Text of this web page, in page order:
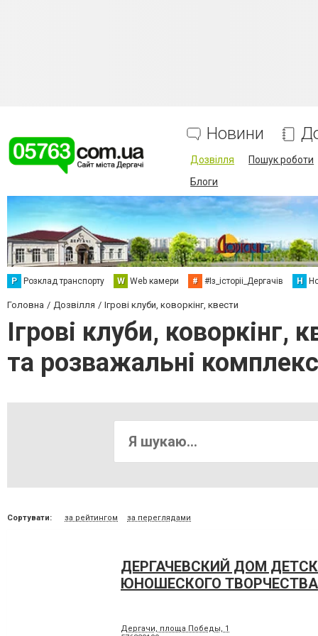
Новини
Дозвілля Пошук роботи
Блоги
Р Розклад транспорту W Web камери # #Із_історіі_Дергачів Н
Головна Дозвілля Ігрові клуби, коворкінг, квести
Ігрові клуби, коворкінг,
та розважальні
Сортувати: за рейтингом за переглядами
ДЕРГАЧЕВСКИЙ ДОМ
ЮНОШЕСКОГО ТВОРЧЕСТВА
Дергачи, площа Победы, 1